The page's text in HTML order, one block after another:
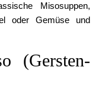
Misosuppen,
oder Gemüse und
(Gersten-